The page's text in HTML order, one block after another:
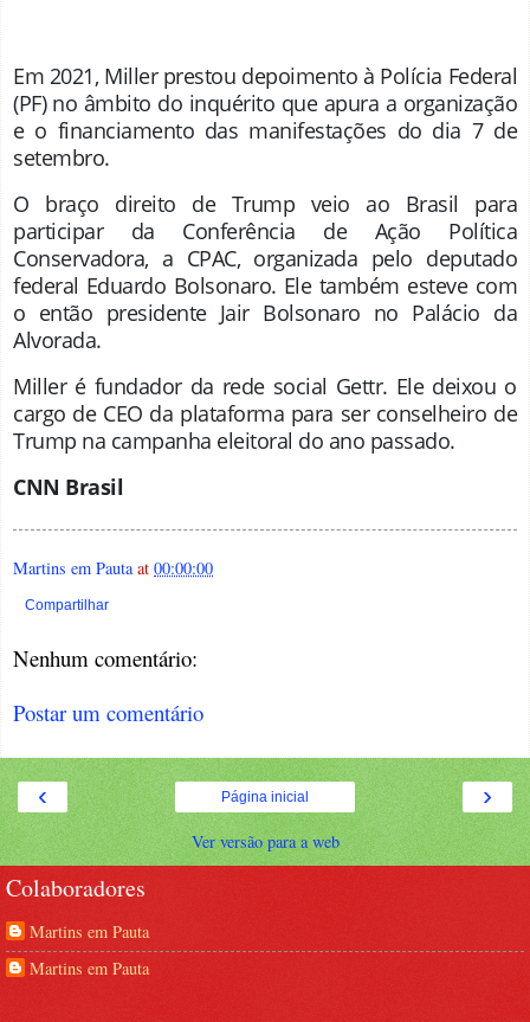
Em 2021, Miller prestou depoimento à Polícia Federal
(PF) no âmbito do inquérito que apura a organização
e o financiamento das manifestações do dia 7 de
setembro.
O braço direito de Trump veio ao Brasil para
participar da Conferência de Ação Política
Conservadora, a CPAC, organizada pelo deputado
federal Eduardo Bolsonaro. Ele também esteve com
o então presidente Jair Bolsonaro no Palácio da
Alvorada.
Miller é fundador da rede social Gettr. Ele deixou o
cargo de CEO da plataforma para ser conselheiro de
Trump na campanha eleitoral do ano passado.
CNN Brasil
Martins em Pauta at 00:00:00
Compartilhar
Nenhum comentário:
Postar um comentário
‹ ›
Página inicial
Ver versão para a web
Colaboradores
Martins em Pauta
Martins em Pauta